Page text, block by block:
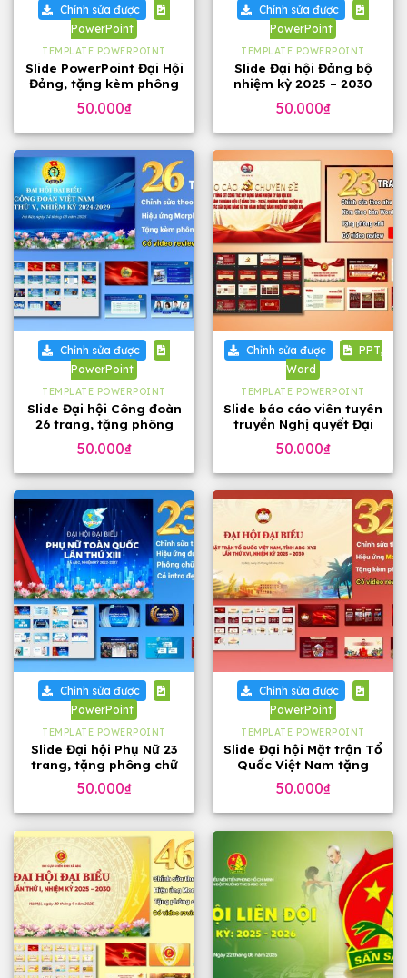
Chỉnh sửa được
PowerPoint
TEMPLATE POWERPOINT
Slide PowerPoint Đại Hội
Đảng, tặng kèm phông
50.000₫
Chỉnh sửa được
PowerPoint
TEMPLATE POWERPOINT
Slide Đại hội Đảng bộ
nhiệm kỳ 2025 – 2030
slide)
50.000₫
Chỉnh sửa được
PowerPoint
TEMPLATE POWERPOINT
Slide Đại hội Công đoàn
26 trang, tặng phông
50.000₫
Chỉnh sửa được
PPT,
Word
TEMPLATE POWERPOINT
Slide báo cáo viên tuyên
truyền Nghị quyết Đại
trang
50.000₫
Chỉnh sửa được
PowerPoint
TEMPLATE POWERPOINT
Slide Đại hội Phụ Nữ 23
trang, tặng phông chữ
50.000₫
Chỉnh sửa được
PowerPoint
TEMPLATE POWERPOINT
Slide Đại hội Mặt trận Tổ
Quốc Việt Nam tặng
phông chữ (32 slide)
50.000₫